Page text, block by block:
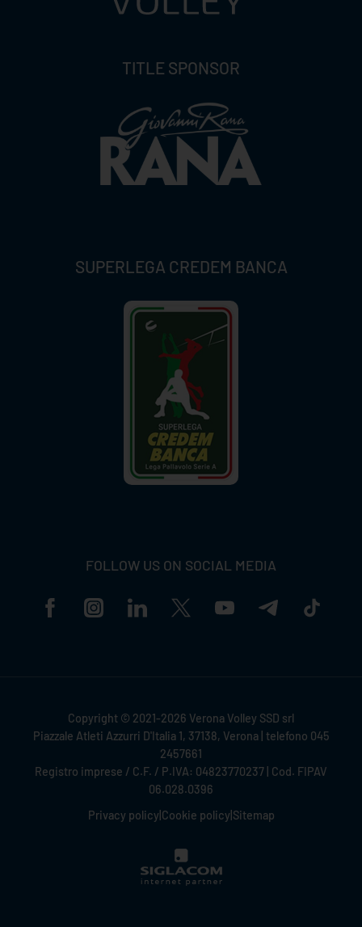
TITLE SPONSOR
SUPERLEGA CREDEM BANCA
FOLLOW US ON SOCIAL MEDIA
Copyright © 2021-2026 Verona Volley SSD srl
Piazzale Atleti Azzurri D'Italia 1, 37138, Verona | telefono 045
2457661
Registro imprese / C.F. / P.IVA: 04823770237 | Cod. FIPAV
06.028.0396
Privacy policy Cookie policy Sitemap